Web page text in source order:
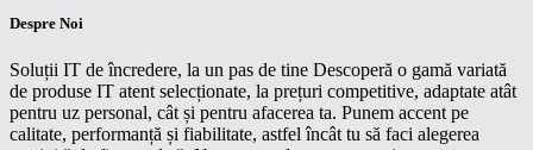
Despre Noi
Soluții IT de încredere, la un pas de tine Descoperă o gamă variată
de produse IT atent selecționate, la prețuri competitive, adaptate atât
pentru uz personal, cât și pentru afacerea ta. Punem accent pe
calitate, performanță și fiabilitate, astfel încât tu să faci alegerea